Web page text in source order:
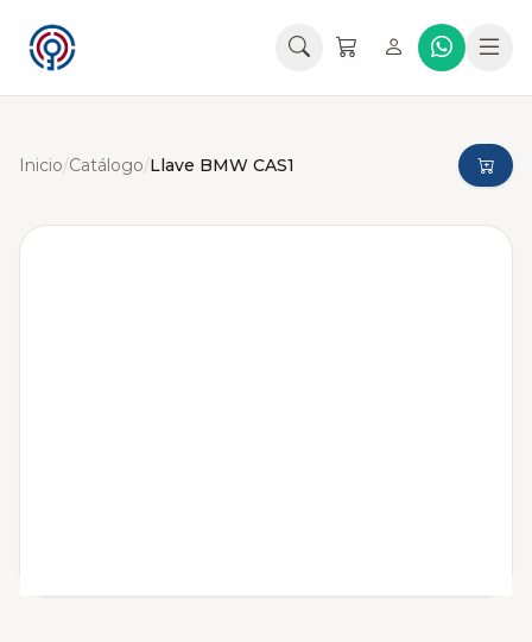
Inicio/Catálogo/Llave BMW CAS1